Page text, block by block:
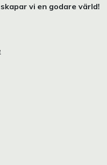
vi en godare värld!